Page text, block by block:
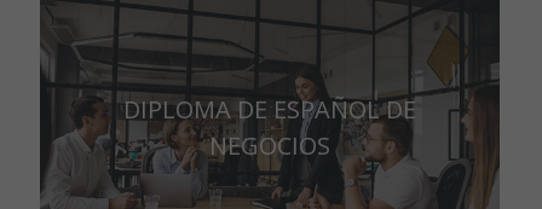
DIPLOMA DE ESPAÑOL DE
NEGOCIOS